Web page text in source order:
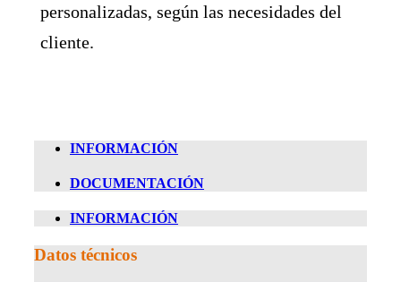
personalizadas, según las necesidades del
cliente.
INFORMACIÓN
DOCUMENTACIÓN
INFORMACIÓN
Datos técnicos